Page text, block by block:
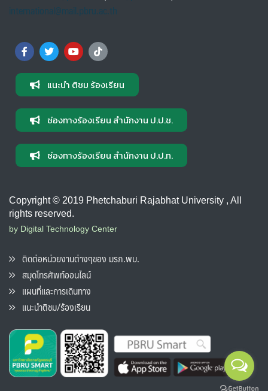
international@mail.pbru.ac.th
แนะนำ ติชม ร้องเรียน
ช่องทางร้องเรียน สำนักงาน ป.ป.ช.
ช่องทางร้องเรียน สำนักงาน ป.ป.ท.
Copyright © 2019 Phetchaburi Rajabhat University , All
rights reserved.
by Digital Technology Center
ติดต่อหน่วยงานต่างๆของ มรภ.พบ.
สมุดโทรศัพท์ออนไลน์
แผนที่และการเดินทาง
แนะนำติชม/ร้องเรียน